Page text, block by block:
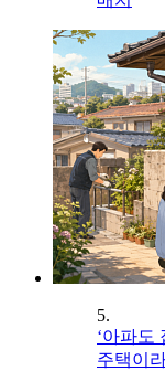
5.
‘아파도
주택이